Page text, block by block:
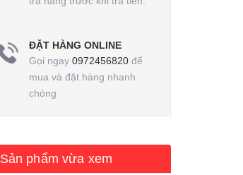
ĐẶT HÀNG ONLINE
Gọi ngay 0972456820để
mua và đặt hàng nhanh
chóng
Sản phẩm vừa xem